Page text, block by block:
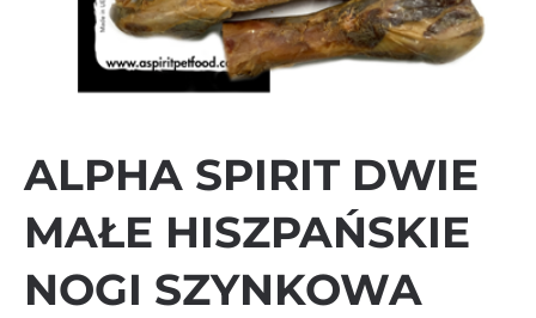
ALPHA SPIRIT DWIE
MAŁE HISZPAŃSKIE
NOGI SZYNKOWA